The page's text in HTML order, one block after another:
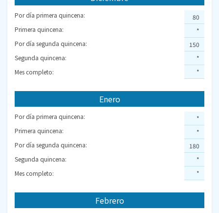
Por día primera quincena:
Primera quincena:
Por día segunda quincena:
Segunda quincena:
Mes completo:
80
*
150
*
*
Enero
Por día primera quincena:
Primera quincena:
Por día segunda quincena:
Segunda quincena:
Mes completo:
*
*
180
*
*
Febrero